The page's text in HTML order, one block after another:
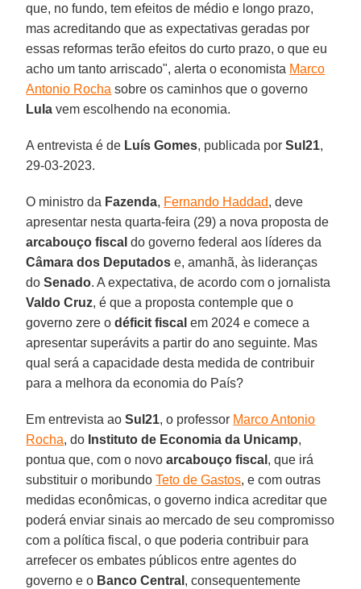
que, no fundo, tem efeitos de médio e longo prazo,
mas acreditando que as expectativas geradas por
essas reformas terão efeitos do curto prazo, o que eu
acho um tanto arriscado", alerta o economista Marco
Antonio Rocha sobre os caminhos que o governo
Lula vem escolhendo na economia.
A entrevista é de Luís Gomes, publicada porSul21,
29-03-2023.
O ministro da Fazenda, Fernando Haddad, deve
apresentar nesta quarta-feira (29) a nova proposta de
arcabouço fiscal do governo federal aos líderes da
Câmara dos Deputados e, amanhã, às lideranças
doSenado. A expectativa, de acordo com o jornalista
Valdo Cruz, é que a proposta contemple que o
governo zere o déficit fiscal em 2024 e comece a
apresentar superávits a partir do ano seguinte. Mas
qual será a capacidade desta medida de contribuir
para a melhora da economia do País?
Em entrevista ao Sul21, o professor Marco Antonio
Rocha, do Instituto de Economia da Unicamp,
pontua que, com o novoarcabouço fiscal , que irá
substituir o moribundoTeto de Gastos, e com outras
medidas econômicas, o governo indica acreditar que
poderá enviar sinais ao mercado de seu compromisso
com a política fiscal, o que poderia contribuir para
arrefecer os embates públicos entre agentes do
governo e o Banco Central , consequentemente